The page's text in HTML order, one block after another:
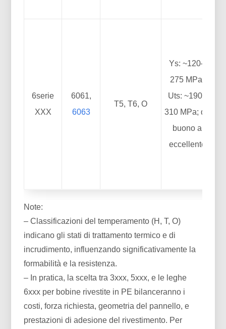
6serie
XXX
6061,
6063
T5, T6, O
Ys: ~120–
275 MPa;
Uts: ~190–
310 MPa; da
buono a
eccellente
Note:
– Classificazioni del temperamento (H, T, O)
indicano gli stati di trattamento termico e di
incrudimento, influenzando significativamente la
formabilità e la resistenza.
– In pratica, la scelta tra 3xxx, 5xxx, e le leghe
6xxx per bobine rivestite in PE bilanceranno i
costi, forza richiesta, geometria del pannello, e
prestazioni di adesione del rivestimento. Per